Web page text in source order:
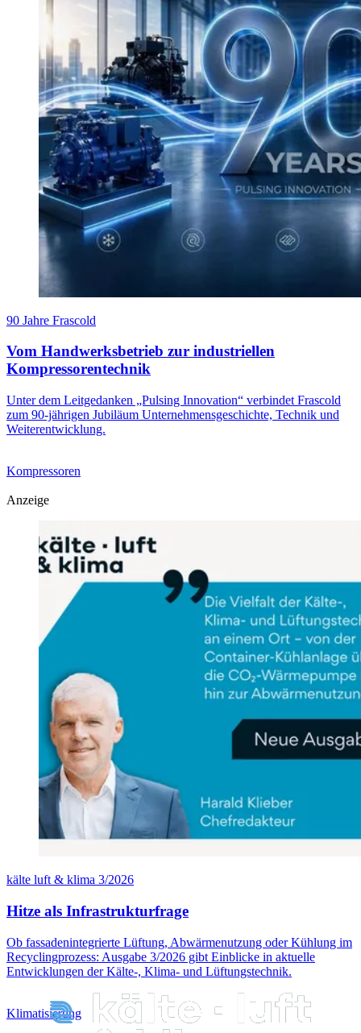
90 Jahre Frascold
Vom Handwerksbetrieb zur industriellen
Kompressorentechnik
Unter dem Leitgedanken „Pulsing Innovation“ verbindet Frascold
zum 90-jährigen Jubiläum Unternehmensgeschichte, Technik und
Weiterentwicklung.
Kompressoren
Anzeige
kälte luft & klima 3/2026
Hitze als Infrastrukturfrage
Ob fassadenintegrierte Lüftung, Abwärmenutzung oder Kühlung im
Recyclingprozess: Ausgabe 3/2026 gibt Einblicke in aktuelle
Entwicklungen der Kälte-, Klima- und Lüftungstechnik.
Klimatisierung